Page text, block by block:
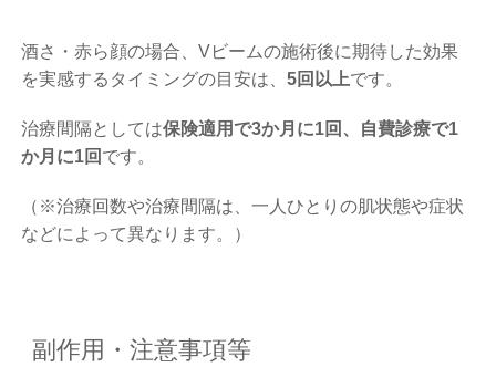
酒さ・赤ら顔の場合、Vビームの施術後に期待した効果
を実感するタイミングの目安は、5回以上です。
治療間隔としては保険適用で3か月に1回、自費診療で1
か月に1回 です。
（※治療回数や治療間隔は、一人ひとりの肌状態や症状
などによって異なります。）
副作用・注意事項等